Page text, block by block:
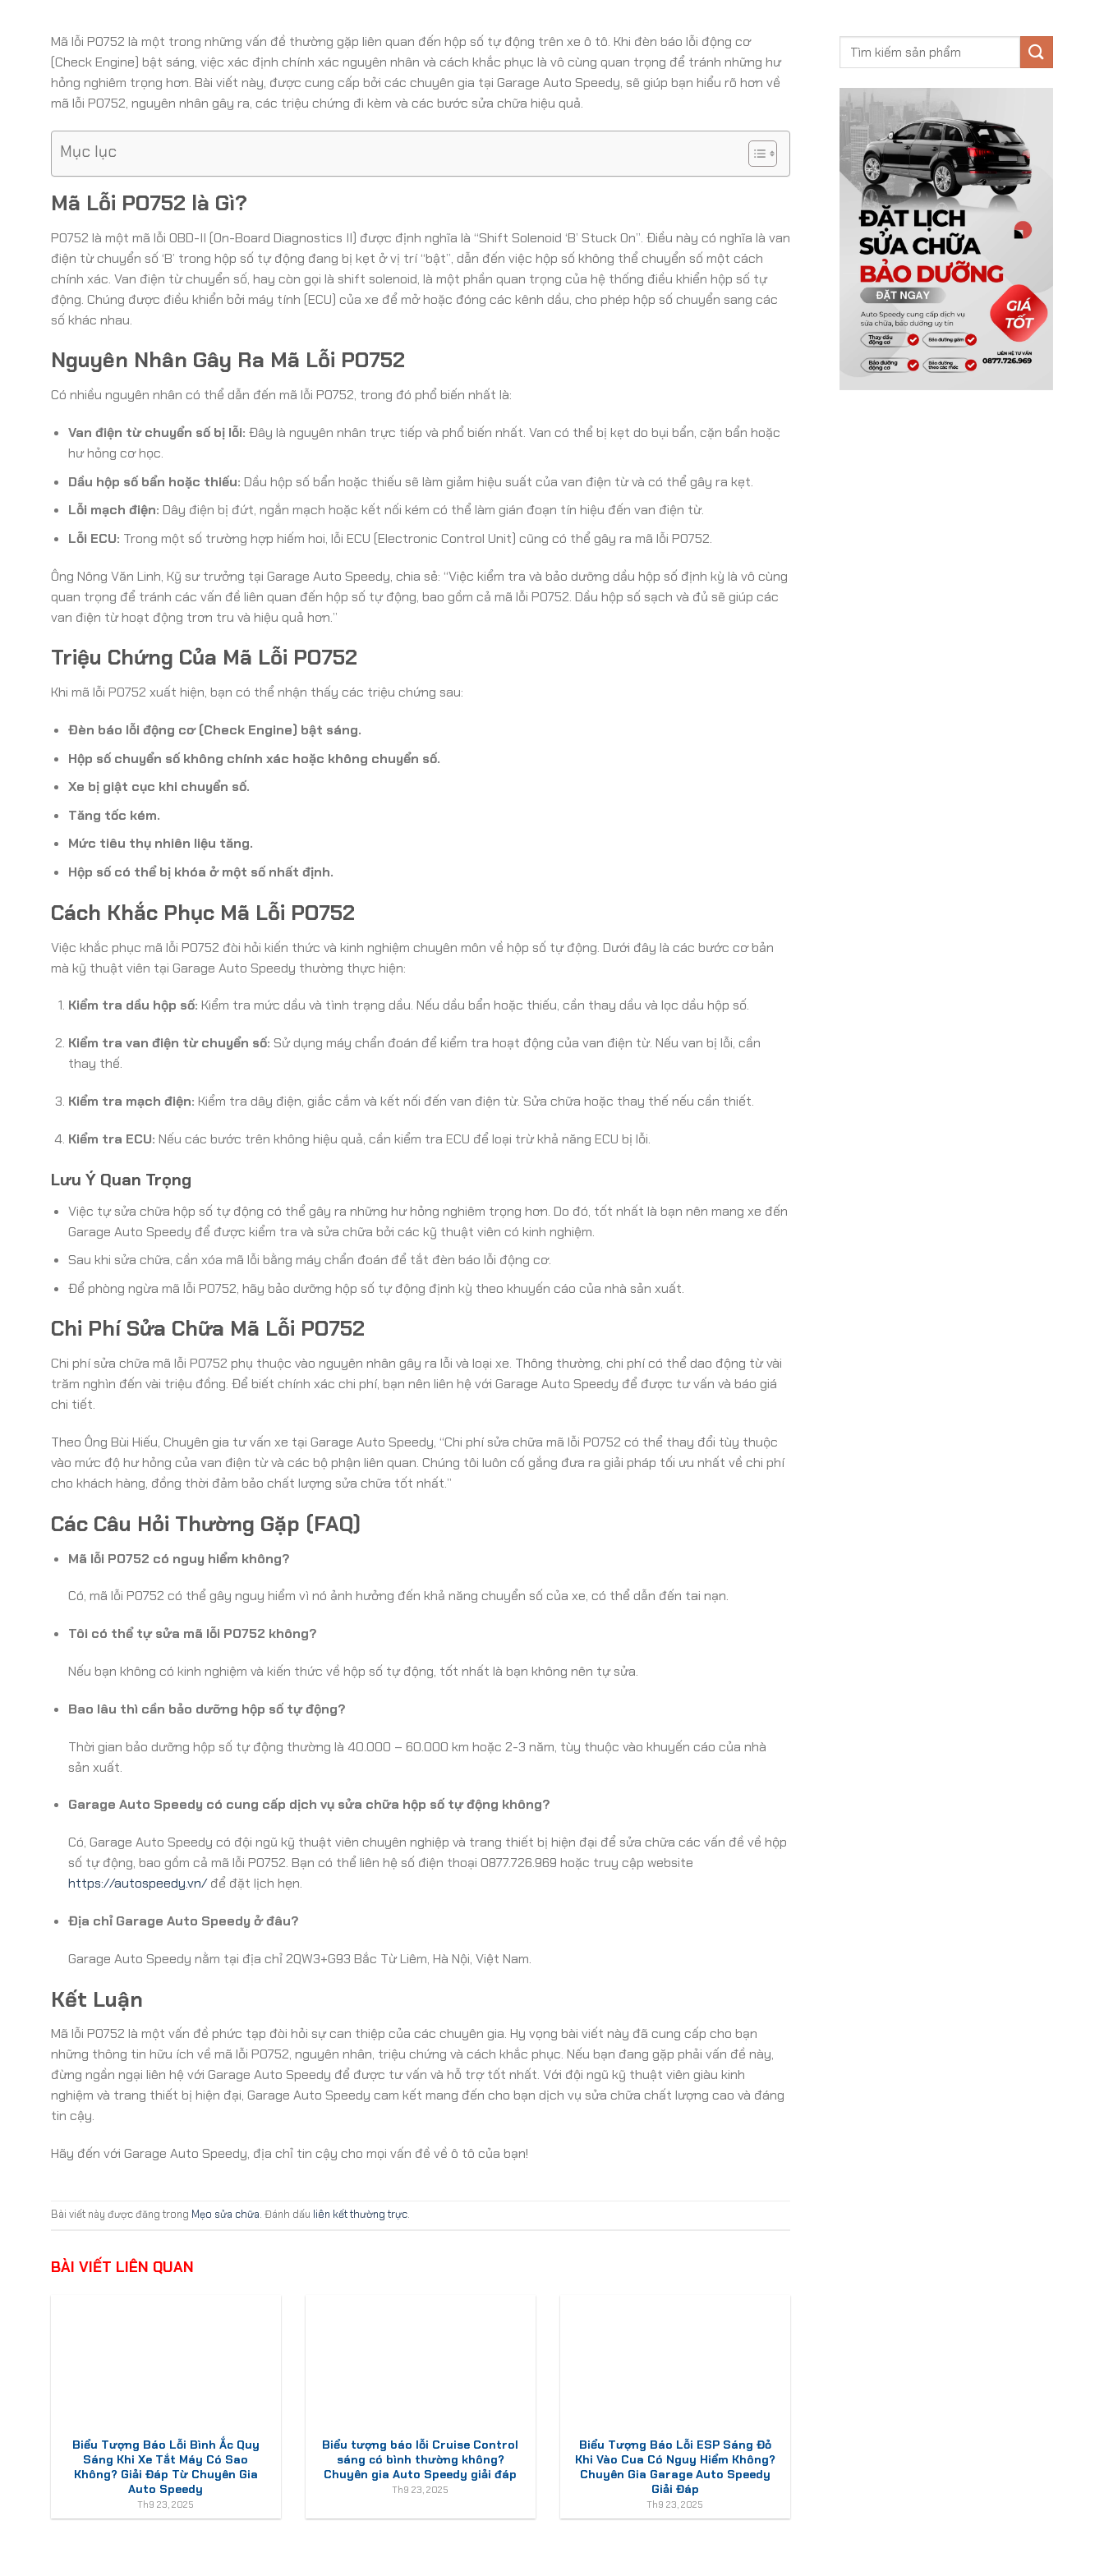
Mã lỗi PO752 là một trong những vấn đề thường gặp liên quan đến hộp số tự động trên xe ô tô. Khi đèn báo lỗi động cơ
(Check Engine) bật sáng, việc xác định chính xác nguyên nhân và cách khắc phục là vô cùng quan trọng để tránh những hư
hỏng nghiêm trọng hơn. Bài viết này, được cung cấp bởi các chuyên gia tại Garage Auto Speedy, sẽ giúp bạn hiểu rõ hơn về
mã lỗi PO752, nguyên nhân gây ra, các triệu chứng đi kèm và các bước sửa chữa hiệu quả.
Mục lục
Mã Lỗi PO752 là Gì?
PO752 là một mã lỗi OBD-II (On-Board Diagnostics II) được định nghĩa là “Shift Solenoid ‘B’ Stuck On”. Điều này có nghĩa là van
điện từ chuyển số ‘B’ trong hộp số tự động đang bị kẹt ở vị trí “bật”, dẫn đến việc hộp số không thể chuyển số một cách
chính xác. Van điện từ chuyển số, hay còn gọi là shift solenoid, là một phần quan trọng của hệ thống điều khiển hộp số tự
động. Chúng được điều khiển bởi máy tính (ECU) của xe để mở hoặc đóng các kênh dầu, cho phép hộp số chuyển sang các
số khác nhau.
Nguyên Nhân Gây Ra Mã Lỗi PO752
Có nhiều nguyên nhân có thể dẫn đến mã lỗi PO752, trong đó phổ biến nhất là:
Van điện từ chuyển số bị lỗi: Đây là nguyên nhân trực tiếp và phổ biến nhất. Van có thể bị kẹt do bụi bẩn, cặn bẩn hoặc
hư hỏng cơ học.
Dầu hộp số bẩn hoặc thiếu: Dầu hộp số bẩn hoặc thiếu sẽ làm giảm hiệu suất của van điện từ và có thể gây ra kẹt.
Lỗi mạch điện: Dây điện bị đứt, ngắn mạch hoặc kết nối kém có thể làm gián đoạn tín hiệu đến van điện từ.
Lỗi ECU: Trong một số trường hợp hiếm hoi, lỗi ECU (Electronic Control Unit) cũng có thể gây ra mã lỗi PO752.
Ông Nông Văn Linh, Kỹ sư trưởng tại Garage Auto Speedy, chia sẻ: “Việc kiểm tra và bảo dưỡng dầu hộp số định kỳ là vô cùng
quan trọng để tránh các vấn đề liên quan đến hộp số tự động, bao gồm cả mã lỗi PO752. Dầu hộp số sạch và đủ sẽ giúp các
van điện từ hoạt động trơn tru và hiệu quả hơn.”
Triệu Chứng Của Mã Lỗi PO752
Khi mã lỗi PO752 xuất hiện, bạn có thể nhận thấy các triệu chứng sau:
Đèn báo lỗi động cơ (Check Engine) bật sáng.
Hộp số chuyển số không chính xác hoặc không chuyển số.
Xe bị giật cục khi chuyển số.
Tăng tốc kém.
Mức tiêu thụ nhiên liệu tăng.
Hộp số có thể bị khóa ở một số nhất định.
Cách Khắc Phục Mã Lỗi PO752
Việc khắc phục mã lỗi PO752 đòi hỏi kiến thức và kinh nghiệm chuyên môn về hộp số tự động. Dưới đây là các bước cơ bản
mà kỹ thuật viên tại Garage Auto Speedy thường thực hiện:
Kiểm tra dầu hộp số: Kiểm tra mức dầu và tình trạng dầu. Nếu dầu bẩn hoặc thiếu, cần thay dầu và lọc dầu hộp số.
Kiểm tra van điện từ chuyển số: Sử dụng máy chẩn đoán để kiểm tra hoạt động của van điện từ. Nếu van bị lỗi, cần
thay thế.
Kiểm tra mạch điện: Kiểm tra dây điện, giắc cắm và kết nối đến van điện từ. Sửa chữa hoặc thay thế nếu cần thiết.
Kiểm tra ECU: Nếu các bước trên không hiệu quả, cần kiểm tra ECU để loại trừ khả năng ECU bị lỗi.
Lưu Ý Quan Trọng
Việc tự sửa chữa hộp số tự động có thể gây ra những hư hỏng nghiêm trọng hơn. Do đó, tốt nhất là bạn nên mang xe đến
Garage Auto Speedy để được kiểm tra và sửa chữa bởi các kỹ thuật viên có kinh nghiệm.
Sau khi sửa chữa, cần xóa mã lỗi bằng máy chẩn đoán để tắt đèn báo lỗi động cơ.
Để phòng ngừa mã lỗi PO752, hãy bảo dưỡng hộp số tự động định kỳ theo khuyến cáo của nhà sản xuất.
Chi Phí Sửa Chữa Mã Lỗi PO752
Chi phí sửa chữa mã lỗi PO752 phụ thuộc vào nguyên nhân gây ra lỗi và loại xe. Thông thường, chi phí có thể dao động từ vài
trăm nghìn đến vài triệu đồng. Để biết chính xác chi phí, bạn nên liên hệ với Garage Auto Speedy để được tư vấn và báo giá
chi tiết.
Theo Ông Bùi Hiếu, Chuyên gia tư vấn xe tại Garage Auto Speedy, “Chi phí sửa chữa mã lỗi PO752 có thể thay đổi tùy thuộc
vào mức độ hư hỏng của van điện từ và các bộ phận liên quan. Chúng tôi luôn cố gắng đưa ra giải pháp tối ưu nhất về chi phí
cho khách hàng, đồng thời đảm bảo chất lượng sửa chữa tốt nhất.”
Các Câu Hỏi Thường Gặp (FAQ)
Mã lỗi PO752 có nguy hiểm không?
Có, mã lỗi PO752 có thể gây nguy hiểm vì nó ảnh hưởng đến khả năng chuyển số của xe, có thể dẫn đến tai nạn.
Tôi có thể tự sửa mã lỗi PO752 không?
Nếu bạn không có kinh nghiệm và kiến thức về hộp số tự động, tốt nhất là bạn không nên tự sửa.
Bao lâu thì cần bảo dưỡng hộp số tự động?
Thời gian bảo dưỡng hộp số tự động thường là 40.000 – 60.000 km hoặc 2-3 năm, tùy thuộc vào khuyến cáo của nhà
sản xuất.
Garage Auto Speedy có cung cấp dịch vụ sửa chữa hộp số tự động không?
Có, Garage Auto Speedy có đội ngũ kỹ thuật viên chuyên nghiệp và trang thiết bị hiện đại để sửa chữa các vấn đề về hộp
số tự động, bao gồm cả mã lỗi PO752. Bạn có thể liên hệ số điện thoại 0877.726.969 hoặc truy cập website
https://autospeedy.vn/để đặt lịch hẹn.
Địa chỉ Garage Auto Speedy ở đâu?
Garage Auto Speedy nằm tại địa chỉ 2QW3+G93 Bắc Từ Liêm, Hà Nội, Việt Nam.
Kết Luận
Mã lỗi PO752 là một vấn đề phức tạp đòi hỏi sự can thiệp của các chuyên gia. Hy vọng bài viết này đã cung cấp cho bạn
những thông tin hữu ích về mã lỗi PO752, nguyên nhân, triệu chứng và cách khắc phục. Nếu bạn đang gặp phải vấn đề này,
đừng ngần ngại liên hệ với Garage Auto Speedy để được tư vấn và hỗ trợ tốt nhất. Với đội ngũ kỹ thuật viên giàu kinh
nghiệm và trang thiết bị hiện đại, Garage Auto Speedy cam kết mang đến cho bạn dịch vụ sửa chữa chất lượng cao và đáng
tin cậy.
Hãy đến với Garage Auto Speedy, địa chỉ tin cậy cho mọi vấn đề về ô tô của bạn!
Bài viết này được đăng trong Mẹo sửa chữa. Đánh dấu liên kết thường trực.
BÀI VIẾT LIÊN QUAN
Biểu Tượng Báo Lỗi Bình Ắc Quy
Sáng Khi Xe Tắt Máy Có Sao
Không? Giải Đáp Từ Chuyên Gia
Auto Speedy
Th9 23, 2025
Biểu tượng báo lỗi Cruise Control
sáng có bình thường không?
Chuyên gia Auto Speedy giải đáp
Th9 23, 2025
Biểu Tượng Báo Lỗi ESP Sáng Đỏ
Khi Vào Cua Có Nguy Hiểm Không?
Chuyên Gia Garage Auto Speedy
Giải Đáp
Th9 23, 2025